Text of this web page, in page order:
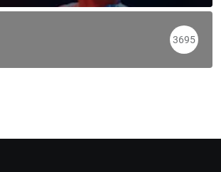
3695